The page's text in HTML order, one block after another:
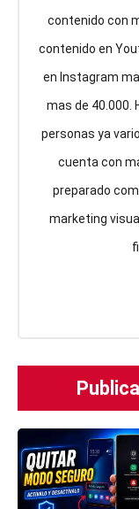
contenido con
contenido en
en Instagram
mas de 40.000.
personas ya
cuenta con
preparado
marketing